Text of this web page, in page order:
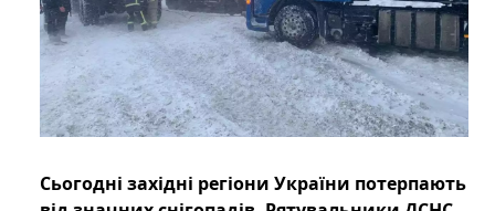
Сьогодні західні регіони України потерпають